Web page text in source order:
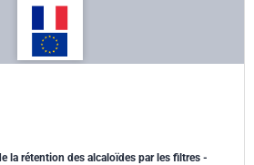
la rétention des alcaloïdes par les filtres -